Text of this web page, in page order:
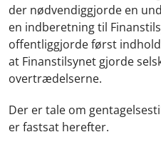
der nødvendiggjorde en
en indberetning til
offentliggjorde først
at Finanstilsynet gjorde
overtrædelserne.
Der er tale om
er fastsat herefter.